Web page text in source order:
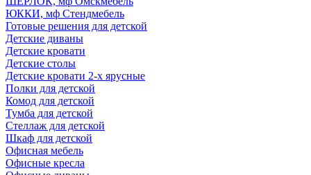
ЮККИ, мф Стендмебель
Готовые решения для детской
Детские диваны
Детские кровати
Детские столы
Детские кровати 2-х ярусные
Полки для детской
Комод для детской
Тумба для детской
Стеллаж для детской
Шкаф для детской
Офисная мебель
Офисные кресла